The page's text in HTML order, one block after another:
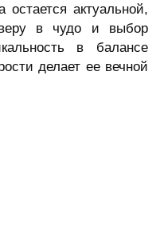
остается актуальной,
в чудо и выбор
в балансе
делает ее вечной